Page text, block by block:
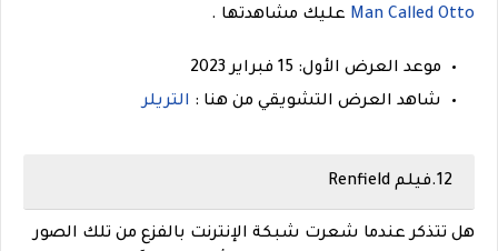
Man Called Otto عليك مشاهدتها .
موعد العرض الأول: 15 فبراير 2023
شاهد العرض التشويقي من هنا : التريلر
12.فيلم Renfield
هل تتذكر عندما شعرت شبكة الإنترنت بالفزع من تلك الصور